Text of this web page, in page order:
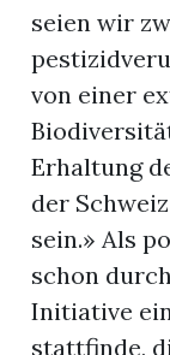
seien wir
von einer
Erhaltung
der
sein.» Als
schon
Initiative
stattfinde,